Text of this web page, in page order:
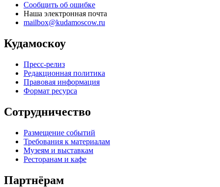
Сообщить об ошибке
Наша электронная почта
mailbox@kudamoscow.ru
Кудамоскоу
Пресс-релиз
Редакционная политика
Правовая информация
Формат ресурса
Сотрудничество
Размещение событий
Требования к материалам
Музеям и выставкам
Ресторанам и кафе
Партнёрам